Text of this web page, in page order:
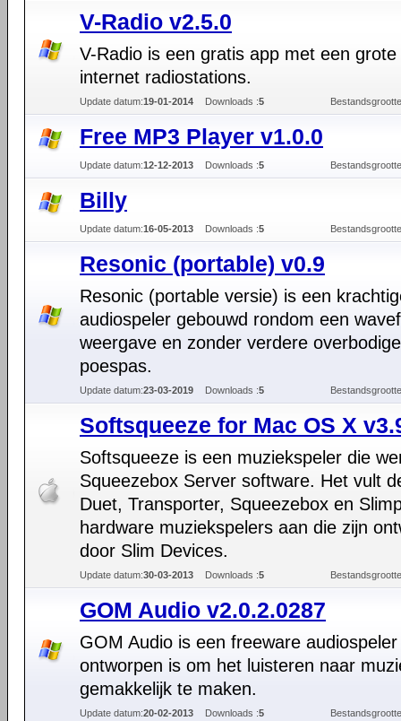
V-Radio v2.5.0
V-Radio is een gratis app met een grote
internet radiostations.
Update datum:19-01-2014 Downloads :5
Free MP3 Player v1.0.0
Update datum:12-12-2013 Downloads :5
Billy
Update datum:16-05-2013 Downloads :5
Resonic (portable) v0.9
Resonic (portable versie) is een
audiospeler gebouwd rondom een
weergave en zonder verdere overbodige
poespas.
Update datum:23-03-2019 Downloads :5
Softsqueeze for Mac OS X
Softsqueeze is een muziekspeler die
Squeezebox Server software. Het vult
Duet, Transporter, Squeezebox en
hardware muziekspelers aan die zijn
door Slim Devices.
Update datum:30-03-2013 Downloads :5
GOM Audio v2.0.2.0287
GOM Audio is een freeware
ontworpen is om het luisteren naar
gemakkelijk te maken.
Update datum:20-02-2013 Downloads :5